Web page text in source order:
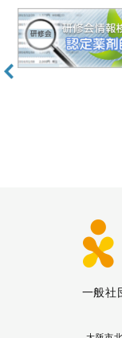
一般社